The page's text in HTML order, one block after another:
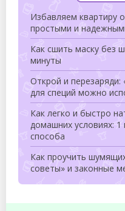
Избавляем квартиру
простыми и
Как сшить маску без
минуты
Открой и
для специй можно
Как легко и быстро
домашних условиях:
способа
Как проучить
советы» и законные